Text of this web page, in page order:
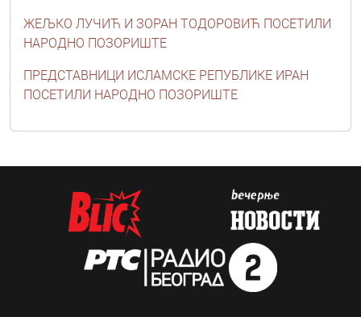
ЖЕЉКО ЛУЧИЋ И ЗОРАН ТОДОРОВИЋ ПОСЕТИЛИ
НАРОДНО ПОЗОРИШТЕ
ПРЕДСТАВНИЦИ ИСЛАМСКЕ РЕПУБЛИКЕ ИРАН
ПОСЕТИЛИ НАРОДНО ПОЗОРИШТЕ